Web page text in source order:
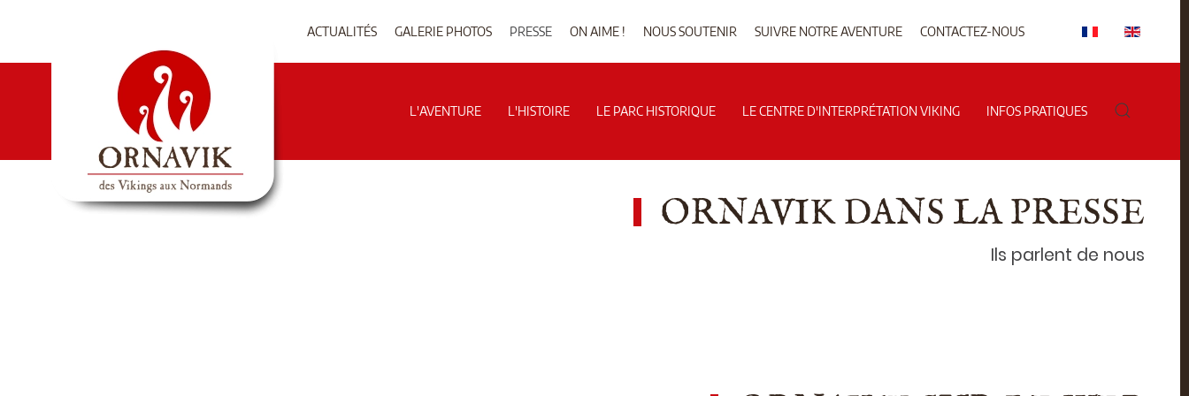
ACTUALITÉS GALERIE PHOTOS PRESSE ON AIME ! NOUS SOUTENIR SUIVRE NOTRE AVENTURE CONTACTEZ-NOUS
L'AVENTURE L'HISTOIRE LE PARC HISTORIQUE LE CENTRE D'INTERPRÉTATION VIKING INFOS PRATIQUES
ORNAVIK DANS LA PRESSE
Ils parlent de nous